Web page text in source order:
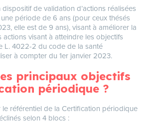
de validation d’actions réalisées
période de 6 ans (pour ceux thésés
elle est de 9 ans), visant à améliorer la
visant à atteindre les objectifs
L. 4022-2 du code de la santé
à compter du 1er janvier 2023.
principaux objectifs
périodique ?
référentiel de la Certification périodique
selon 4 blocs :